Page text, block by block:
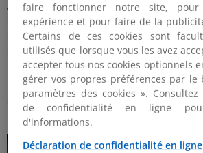
groupes pourront prévoir la création
complémentaires dans le logiciel de
opérer cette collecte au titre d’entités
distinctement pour la préparation
consolidés (entités qui seront
pour la remontée des données
détermination des agrégats GloBE).
faire fonctionner notre site, pour
expérience et pour faire de la
Certains de ces cookies sont
utilisés que lorsque vous les avez
accepter tous nos cookies optionnels
gérer vos propres préférences par le
paramètres des cookies ».
de confidentialité en ligne
d'informations.
Déclaration de confidentialité en ligne